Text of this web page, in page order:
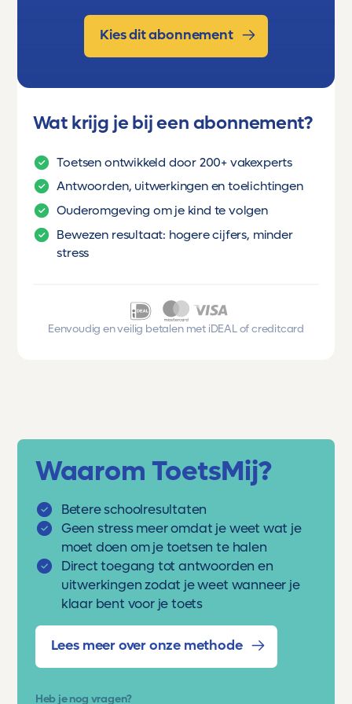
Kies dit abonnement
Wat krijg je bij een abonnement?
Toetsen ontwikkeld door 200+ vakexperts
Antwoorden, uitwerkingen en toelichtingen
Ouderomgeving om je kind te volgen
Bewezen resultaat: hogere cijfers, minder
stress
Eenvoudig en veilig betalen met iDEAL of creditcard
Waarom ToetsMij?
Betere schoolresultaten
Geen stress meer omdat je weet wat je
moet doen om je toetsen te halen
Direct toegang tot antwoorden en
uitwerkingen zodat je weet wanneer je
klaar bent voor je toets
Lees meer over onze methode
Heb je nog vragen?